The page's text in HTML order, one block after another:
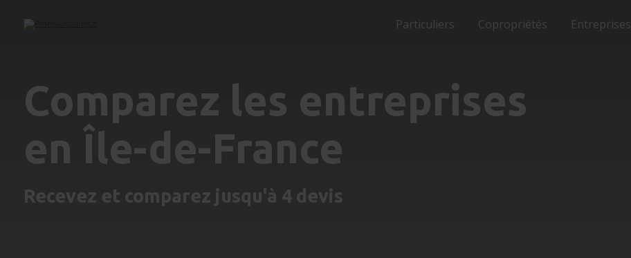
Particuliers Copropriétés Entreprises
Comparez les entreprises
en Île-de-France
Recevez et comparez jusqu'à 4 devis